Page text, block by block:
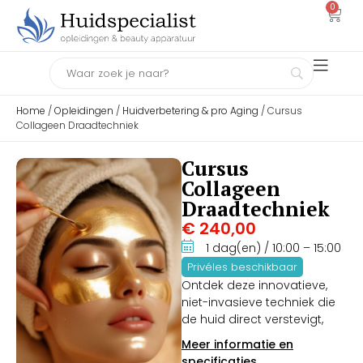
0
Home /Opleidingen / Huidverbetering & pro Aging / Cursus
Collageen Draadtechniek
Cursus
Collageen
Draadtechniek
€ 240,00
1 dag(en) / 10:00 – 15:00
Privéles beschikbaar
Ontdek deze innovatieve,
niet-invasieve techniek die
de huid direct verstevigt,
rimpels vermindert en het
verouderingsproces
Meer informatie en